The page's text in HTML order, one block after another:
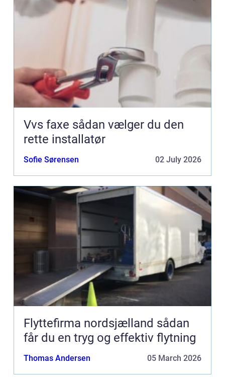
Vvs faxe sådan vælger du den
rette installatør
Sofie Sørensen 02 July 2026
Flyttefirma nordsjælland sådan
får du en tryg og effektiv flytning
Thomas Andersen 05 March 2026